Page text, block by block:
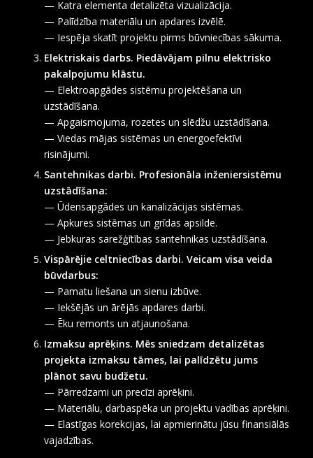
— Katra elementa detalizēta vizualizācija.
— Palīdzība materiālu un apdares izvēlē.
— Iespēja skatīt projektu pirms būvniecības sākuma.
Elektriskais darbs. Piedāvājam pilnu elektrisko
pakalpojumu klāstu.
— Elektroapgādes sistēmu projektēšana un
uzstādīšana.
— Apgaismojuma, rozetes un slēdžu uzstādīšana.
— Viedas mājas sistēmas un energoefektīvi
risinājumi.
Santehnikas darbi. Profesionāla inženiersistēmu
uzstādīšana:
— Ūdensapgādes un kanalizācijas sistēmas.
— Apkures sistēmas un grīdas apsilde.
— Jebkuras sarežģītības santehnikas uzstādīšana.
Vispārējie celtniecības darbi. Veicam visa veida
būvdarbus:
— Pamatu liešana un sienu izbūve.
— Iekšējās un ārējās apdares darbi.
— Ēku remonts un atjaunošana.
Izmaksu aprēķins. Mēs sniedzam detalizētas
projekta izmaksu tāmes, lai palīdzētu jums
plānot savu budžetu.
— Pārredzami un precīzi aprēķini.
— Materiālu, darbaspēka un projektu vadības aprēķini.
— Elastīgas korekcijas, lai apmierinātu jūsu finansiālās
vajadzības.